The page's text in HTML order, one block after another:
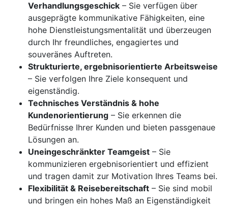
Verhandlungsgeschick – Sie verfügen über
ausgeprägte kommunikative Fähigkeiten, eine
hohe Dienstleistungsmentalität und überzeugen
durch Ihr freundliches, engagiertes und
souveränes Auftreten.
Strukturierte, ergebnisorientierte Arbeitsweise
– Sie verfolgen Ihre Ziele konsequent und
eigenständig.
Technisches Verständnis & hohe
Kundenorientierung – Sie erkennen die
Bedürfnisse Ihrer Kunden und bieten passgenaue
Lösungen an.
Uneingeschränkter Teamgeist – Sie
kommunizieren ergebnisorientiert und effizient
und tragen damit zur Motivation Ihres Teams bei.
Flexibilität & Reisebereitschaft – Sie sind mobil
und bringen ein hohes Maß an Eigenständigkeit